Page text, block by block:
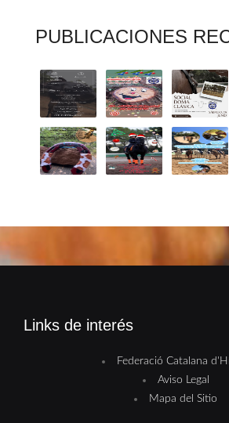
PUBLICACIONES
Links de interés
Federació Catalana
Aviso Legal
Mapa del Sitio